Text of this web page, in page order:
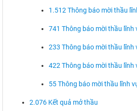
1.512 Thông báo mời thầu
741 Thông báo mời thầu lĩnh
233 Thông báo mời thầu lĩnh
422 Thông báo mời thầu lĩnh
55 Thông báo mời thầu lĩnh
2.076 Kết quả mở thầu